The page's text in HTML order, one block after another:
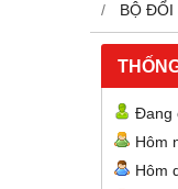
BỘ ĐỔI
Đang
Hôm
Hôm